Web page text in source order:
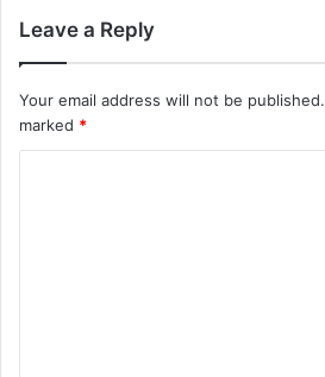
Leave a Reply
Your email address will not be published.
marked *